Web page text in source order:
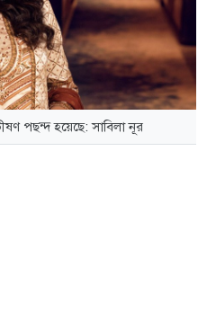
পছন্দ হয়েছে: সাবিলা নূর